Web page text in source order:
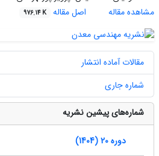
مشاهده مقاله
اصل مقاله 976.14 K
مقالات آماده انتشار
شماره جاری
شماره‌های پیشین نشریه
دوره 20 (1404)